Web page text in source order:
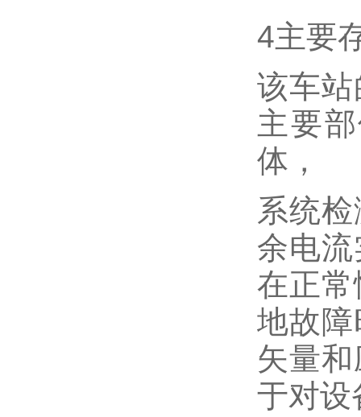
4主要
该车
主要
体，
系统
余电
在正
地故
矢量
于对设